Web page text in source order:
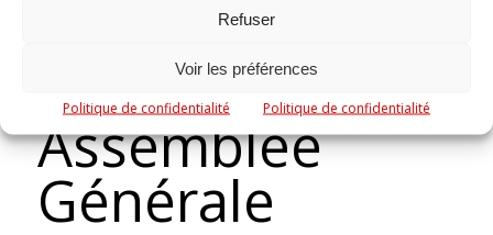
Refuser
Voir les préférences
Politique de confidentialité Politique de confidentialité
Assemblée
Générale